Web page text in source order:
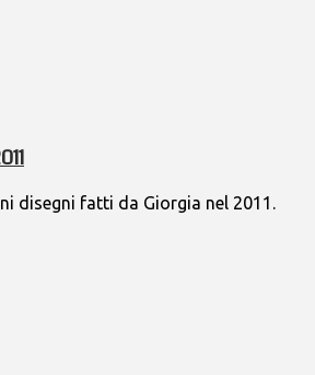
disegni fatti da Giorgia nel 2011.